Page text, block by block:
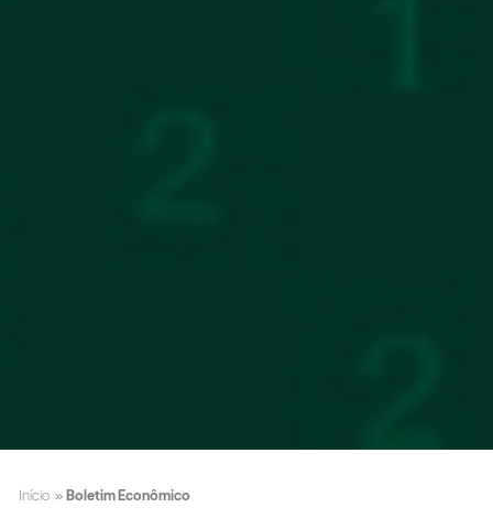
Início » Boletim Econômico